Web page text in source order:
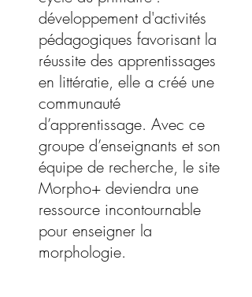
développement d'activités
pédagogiques favorisant la
réussite des apprentissages
en littératie, elle a créé une
communauté
d’apprentissage. Avec ce
groupe d’enseignants et son
équipe de recherche, le site
Morpho+ deviendra une
ressource incontournable
pour enseigner la
morphologie.